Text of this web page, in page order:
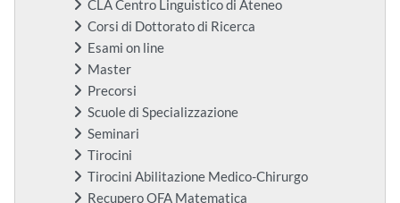
CLA Centro Linguistico di Ateneo
Corsi di Dottorato di Ricerca
Esami on line
Master
Precorsi
Scuole di Specializzazione
Seminari
Tirocini
Tirocini Abilitazione Medico-Chirurgo
Recupero OFA Matematica